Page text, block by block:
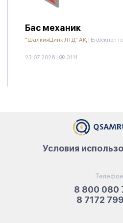
Бас механик
"ШалкияЦинк ЛТД" АҚ | Еңбекпен
23.07.2026 | 3111
8 800 080
8 7172
Условия